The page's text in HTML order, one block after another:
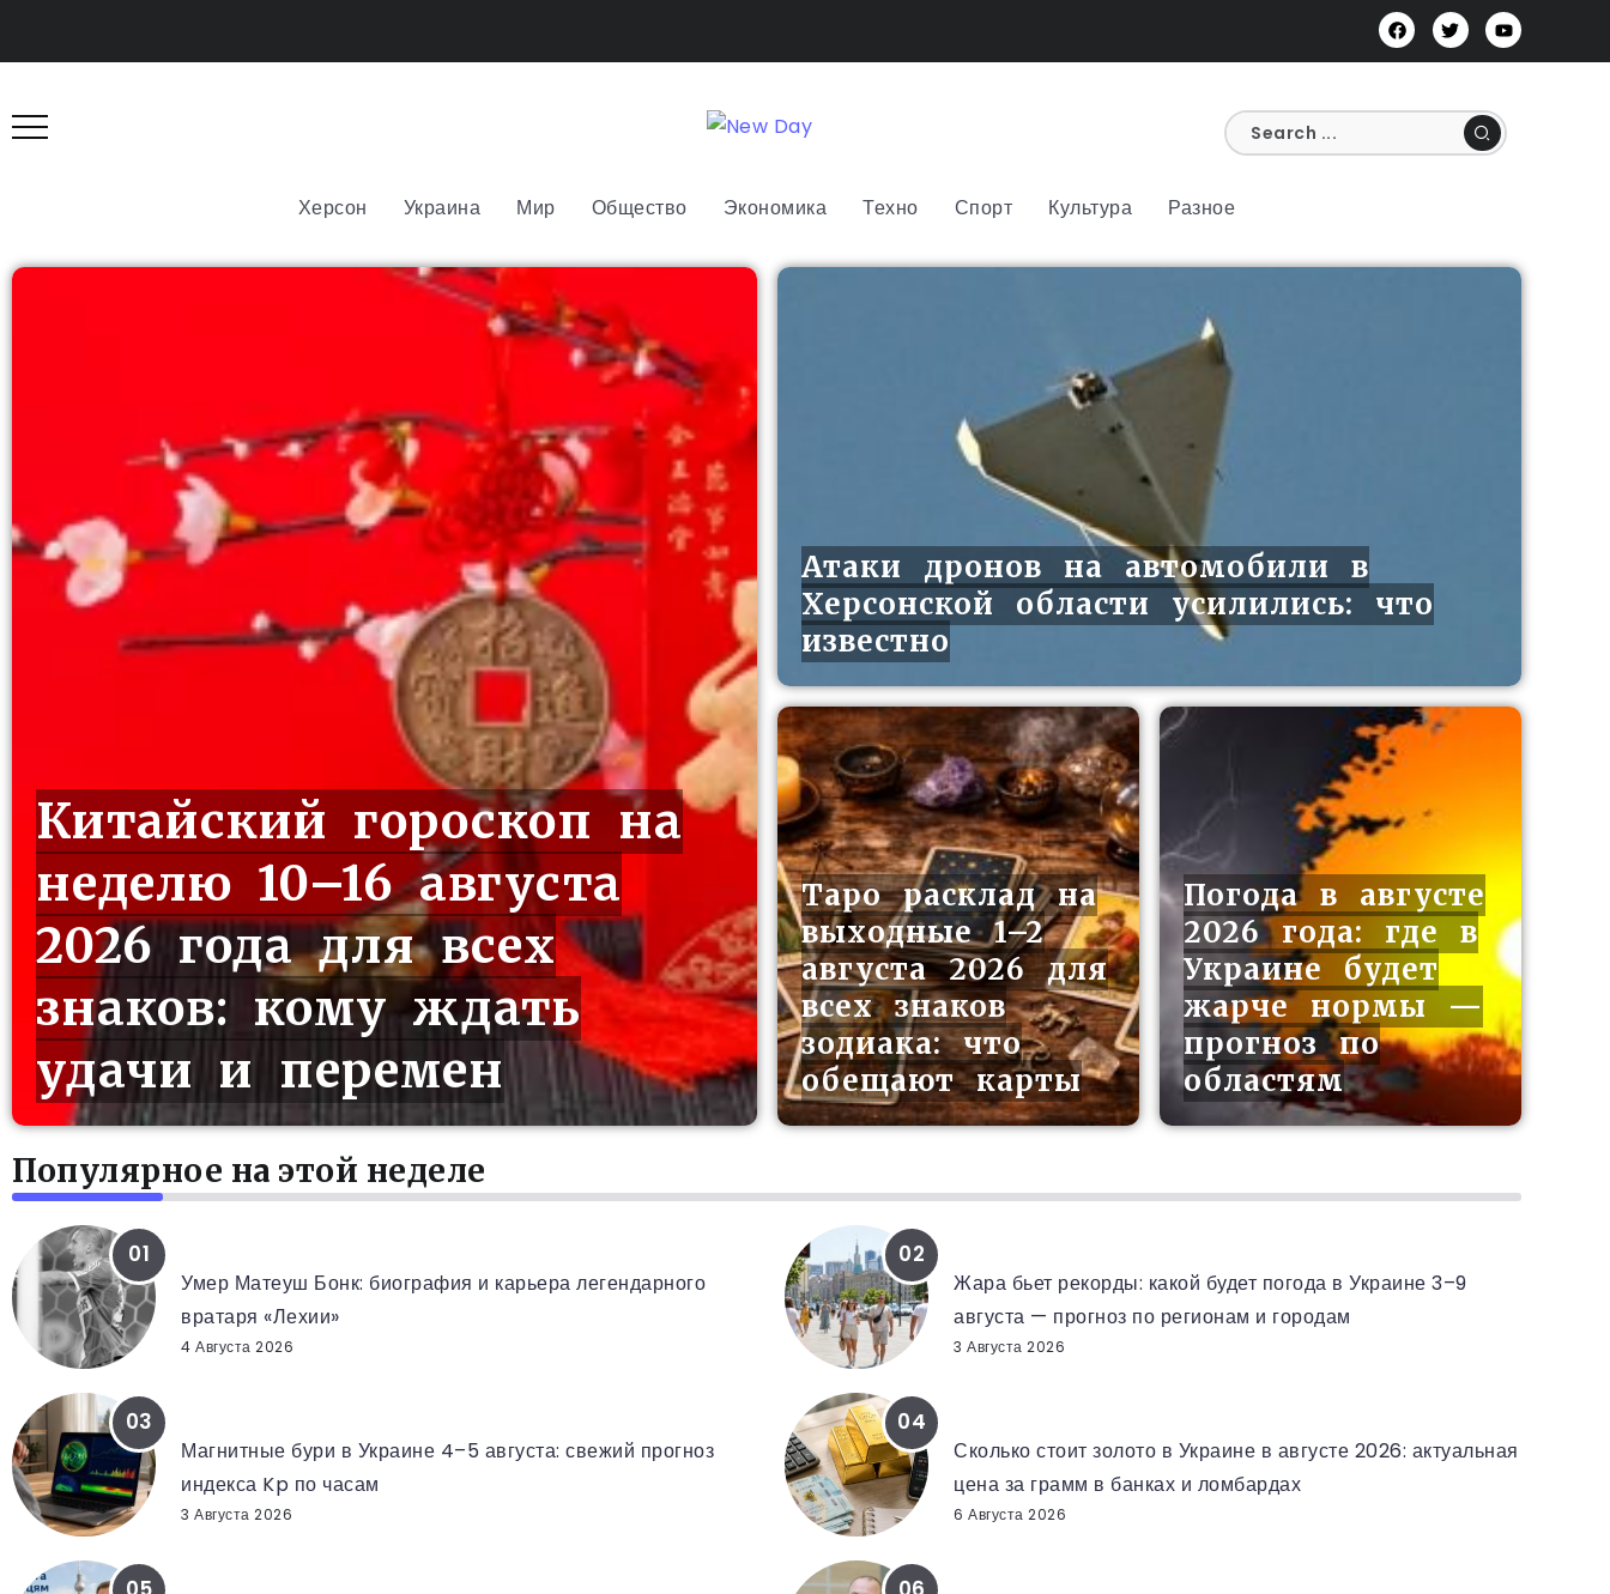
Херсон Украина Мир Общество Экономика Техно Спорт Культура Разное
Китайский гороскоп на
неделю 10–16 августа
2026 года для всех
знаков: кому ждать
удачи и перемен
Атаки дронов на автомобили в
Херсонской области усилились: что
известно
Таро расклад на
выходные 1–2
августа 2026 для
всех знаков
зодиака: что
обещают карты
Погода в августе
2026 года: где в
Украине будет
жарче нормы —
прогноз по
областям
Популярное на этой неделе
Умер Матеуш Бонк: биография и карьера легендарного
вратаря «Лехии»
4 Августа 2026
Жара бьет рекорды: какой будет погода в Украине 3–9
августа — прогноз по регионам и городам
3 Августа 2026
Магнитные бури в Украине 4–5 августа: свежий прогноз
индекса Kp по часам
3 Августа 2026
Сколько стоит золото в Украине в августе 2026: актуальная
цена за грамм в банках и ломбардах
6 Августа 2026